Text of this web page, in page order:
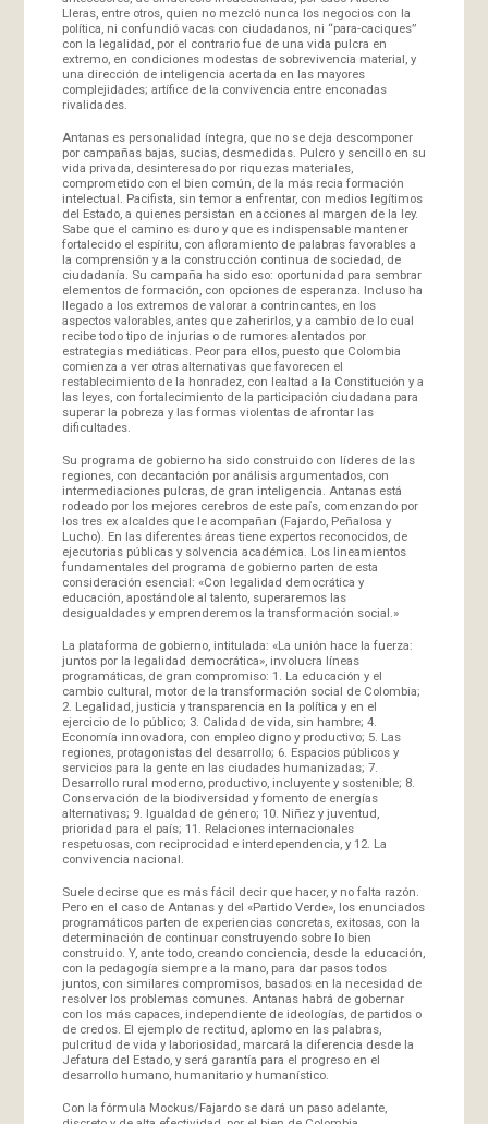
Lleras, entre otros, quien no mezcló nunca los negocios con la
política, ni confundió vacas con ciudadanos, ni “para-caciques”
con la legalidad, por el contrario fue de una vida pulcra en
extremo, en condiciones modestas de sobrevivencia material, y
una dirección de inteligencia acertada en las mayores
complejidades; artífice de la convivencia entre enconadas
rivalidades.
Antanas es personalidad íntegra, que no se deja descomponer
por campañas bajas, sucias, desmedidas. Pulcro y sencillo en su
vida privada, desinteresado por riquezas materiales,
comprometido con el bien común, de la más recia formación
intelectual. Pacifista, sin temor a enfrentar, con medios legítimos
del Estado, a quienes persistan en acciones al margen de la ley.
Sabe que el camino es duro y que es indispensable mantener
fortalecido el espíritu, con afloramiento de palabras favorables a
la comprensión y a la construcción continua de sociedad, de
ciudadanía. Su campaña ha sido eso: oportunidad para sembrar
elementos de formación, con opciones de esperanza. Incluso ha
llegado a los extremos de valorar a contrincantes, en los
aspectos valorables, antes que zaherirlos, y a cambio de lo cual
recibe todo tipo de injurias o de rumores alentados por
estrategias mediáticas. Peor para ellos, puesto que Colombia
comienza a ver otras alternativas que favorecen el
restablecimiento de la honradez, con lealtad a la Constitución y a
las leyes, con fortalecimiento de la participación ciudadana para
superar la pobreza y las formas violentas de afrontar las
dificultades.
Su programa de gobierno ha sido construido con líderes de las
regiones, con decantación por análisis argumentados, con
intermediaciones pulcras, de gran inteligencia. Antanas está
rodeado por los mejores cerebros de este país, comenzando por
los tres ex alcaldes que le acompañan (Fajardo, Peñalosa y
Lucho). En las diferentes áreas tiene expertos reconocidos, de
ejecutorias públicas y solvencia académica. Los lineamientos
fundamentales del programa de gobierno parten de esta
consideración esencial: «Con legalidad democrática y
educación, apostándole al talento, superaremos las
desigualdades y emprenderemos la transformación social.»
La plataforma de gobierno, intitulada: «La unión hace la fuerza:
juntos por la legalidad democrática», involucra líneas
programáticas, de gran compromiso: 1. La educación y el
cambio cultural, motor de la transformación social de Colombia;
2. Legalidad, justicia y transparencia en la política y en el
ejercicio de lo público; 3. Calidad de vida, sin hambre; 4.
Economía innovadora, con empleo digno y productivo; 5. Las
regiones, protagonistas del desarrollo; 6. Espacios públicos y
servicios para la gente en las ciudades humanizadas; 7.
Desarrollo rural moderno, productivo, incluyente y sostenible; 8.
Conservación de la biodiversidad y fomento de energías
alternativas; 9. Igualdad de género; 10. Niñez y juventud,
prioridad para el país; 11. Relaciones internacionales
respetuosas, con reciprocidad e interdependencia, y 12. La
convivencia nacional.
Suele decirse que es más fácil decir que hacer, y no falta razón.
Pero en el caso de Antanas y del «Partido Verde», los enunciados
programáticos parten de experiencias concretas, exitosas, con la
determinación de continuar construyendo sobre lo bien
construido. Y, ante todo, creando conciencia, desde la educación,
con la pedagogía siempre a la mano, para dar pasos todos
juntos, con similares compromisos, basados en la necesidad de
resolver los problemas comunes. Antanas habrá de gobernar
con los más capaces, independiente de ideologías, de partidos o
de credos. El ejemplo de rectitud, aplomo en las palabras,
pulcritud de vida y laboriosidad, marcará la diferencia desde la
Jefatura del Estado, y será garantía para el progreso en el
desarrollo humano, humanitario y humanístico.
Con la fórmula Mockus/Fajardo se dará un paso adelante,